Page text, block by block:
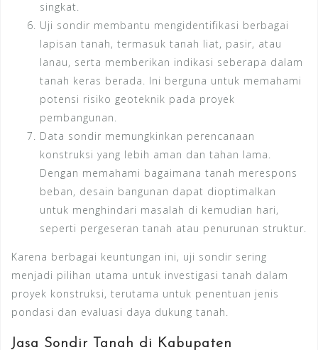
singkat.
Uji sondir membantu mengidentifikasi berbagai
lapisan tanah, termasuk tanah liat, pasir, atau
lanau, serta memberikan indikasi seberapa dalam
tanah keras berada. Ini berguna untuk memahami
potensi risiko geoteknik pada proyek
pembangunan.
Data sondir memungkinkan perencanaan
konstruksi yang lebih aman dan tahan lama.
Dengan memahami bagaimana tanah merespons
beban, desain bangunan dapat dioptimalkan
untuk menghindari masalah di kemudian hari,
seperti pergeseran tanah atau penurunan struktur.
Karena berbagai keuntungan ini, uji sondir sering
menjadi pilihan utama untuk investigasi tanah dalam
proyek konstruksi, terutama untuk penentuan jenis
pondasi dan evaluasi daya dukung tanah.
Jasa Sondir Tanah di Kabupaten